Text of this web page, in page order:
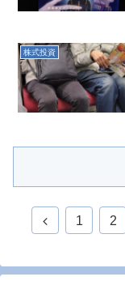
株式投資
1 2